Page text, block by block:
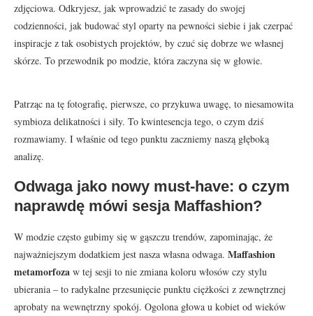
zdjęciowa. Odkryjesz, jak wprowadzić te zasady do swojej
codzienności, jak budować styl oparty na pewności siebie i jak czerpać
inspiracje z tak osobistych projektów, by czuć się dobrze we własnej
skórze. To przewodnik po modzie, która zaczyna się w głowie.
Patrząc na tę fotografię, pierwsze, co przykuwa uwagę, to niesamowita
symbioza delikatności i siły. To kwintesencja tego, o czym dziś
rozmawiamy. I właśnie od tego punktu zaczniemy naszą głęboką
analizę.
Odwaga jako nowy must-have: o czym
naprawdę mówi sesja Maffashion?
W modzie często gubimy się w gąszczu trendów, zapominając, że
najważniejszym dodatkiem jest nasza własna odwaga. Maffashion
metamorfoza w tej sesji to nie zmiana koloru włosów czy stylu
ubierania – to radykalne przesunięcie punktu ciężkości z zewnętrznej
aprobaty na wewnętrzny spokój. Ogolona głowa u kobiet od wieków